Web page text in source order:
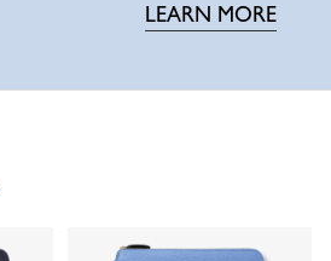
LEARN MORE